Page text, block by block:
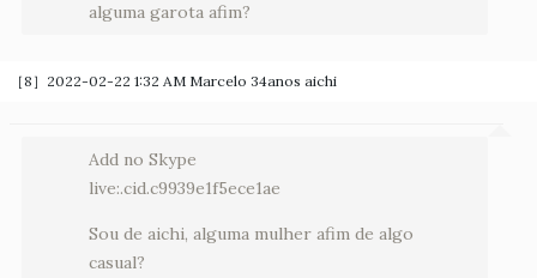
alguma garota afim?
［8］2022-02-22 1:32 AM Marcelo 34anos aichi
Add no Skype
live:.cid.c9939e1f5ece1ae
Sou de aichi, alguma mulher afim de algo
casual?